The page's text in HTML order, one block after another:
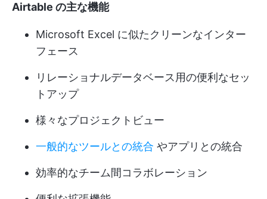
Airtable の主な機能
Microsoft Excel に似たクリーンなインター
フェース
リレーショナルデータベース用の便利なセッ
トアップ
様々なプロジェクトビュー
一般的なツールとの統合 やアプリとの統合
効率的なチーム間コラボレーション